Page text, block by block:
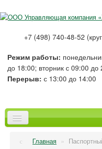
+7 (498) 740-48-52
Режим работы:
до 18:00; вторник с 09:00 до
Перерыв: с 13:00 до 14:00
О компании
Главная »